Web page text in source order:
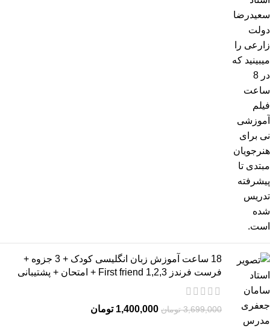
18 ساعت آموزش زبان انگلیسی کودک + 3 جزوه +
فرست فرندز 2,3,First friend 1 + امتحان + پشتیبانی
3,699,000 تومان 1,400,000 تومان